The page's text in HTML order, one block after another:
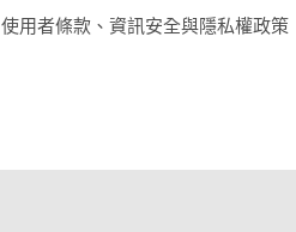
使用者條款、資訊安全與隱私權政策